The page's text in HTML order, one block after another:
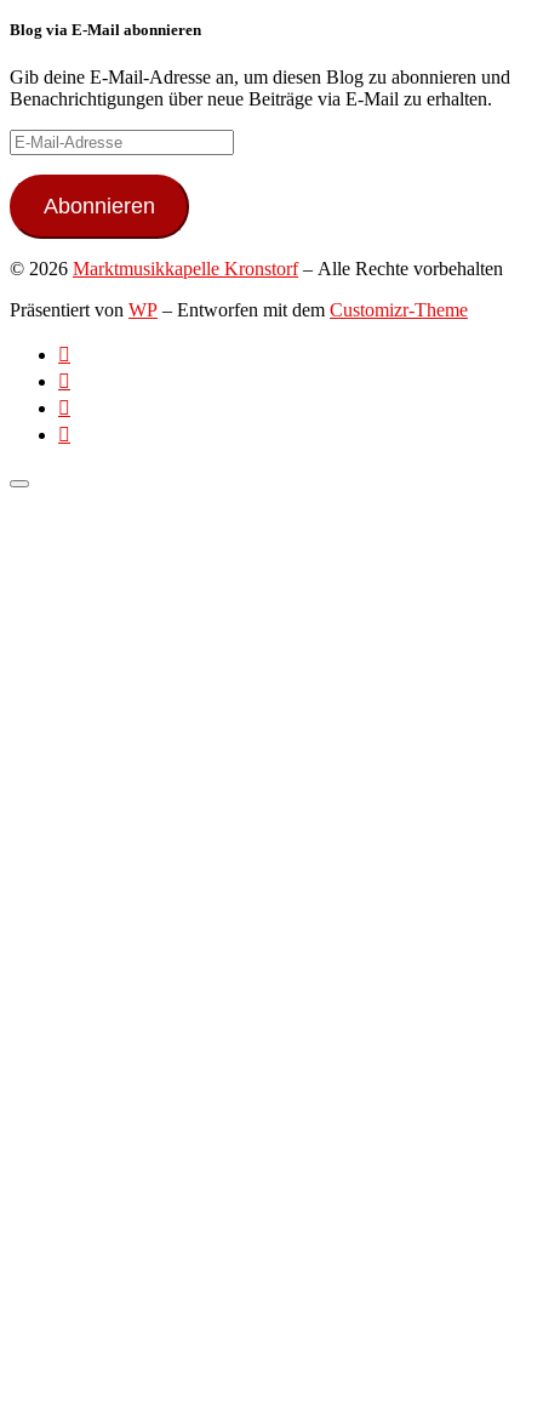
Blog via E-Mail abonnieren
Gib deine E-Mail-Adresse an, um diesen Blog zu abonnieren und
Benachrichtigungen über neue Beiträge via E-Mail zu erhalten.
E-
Mail-
Adresse
Abonnieren
© 2026 Marktmusikkapelle Kronstorf– Alle Rechte vorbehalten
Präsentiert von WP – Entworfen mit dem Customizr-Theme